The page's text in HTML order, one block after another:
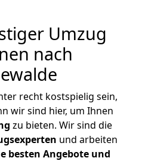
Umzug
nach
recht kostspielig sein,
wir sind hier, um Ihnen
zu bieten. Wir sind die
und arbeiten
besten Angebote und